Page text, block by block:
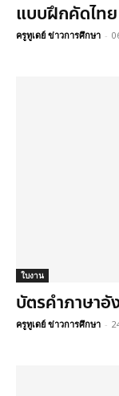
แบบฝึกคัดไท
ครูทูเดย์ ข่าวการศึกษา -
ใบงาน
บัตรคำภาษา
ครูทูเดย์ ข่าวการศึกษา -